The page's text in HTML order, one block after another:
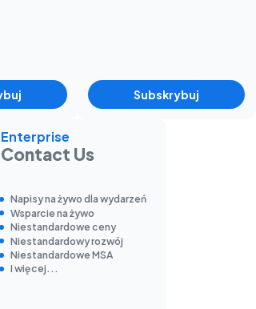
Subskrybuj
Enterprise
Contact Us
Napisy na żywo dla wydarzeń
Wsparcie na żywo
Niestandardowe ceny
Niestandardowy rozwój
Niestandardowe MSA
I więcej...